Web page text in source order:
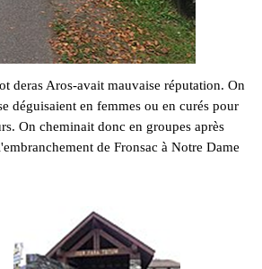
deras Aros-avait mauvaise réputation. On
déguisaient en femmes ou en curés pour
On cheminait donc en groupes après
de Fronsac à Notre Dame